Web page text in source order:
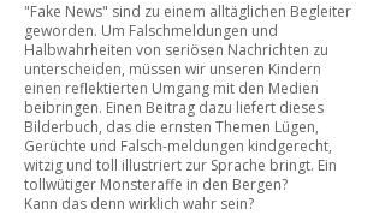
​"Fake News" sind zu einem alltäglichen Begleiter
geworden. Um Falschmeldungen und
Halbwahrheiten von seriösen Nachrichten zu
unterscheiden, müssen wir unseren Kindern
einen reflektierten Umgang mit den Medien
beibringen. Einen Beitrag dazu liefert dieses
Bilderbuch, das die ernsten Themen Lügen,
Gerüchte und Falsch-meldungen kindgerecht,
witzig und toll illustriert zur Sprache bringt. Ein
tollwütiger Monsteraffe in den Bergen?
Kann das denn wirklich wahr sein?